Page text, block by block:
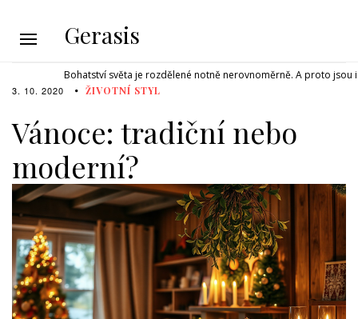
Gerasis
Bohatství světa je rozdělené notně nerovnoměrně. A proto
3. 10. 2020 ŽIVOTNÍ STYL
Vánoce: tradiční nebo
moderní?